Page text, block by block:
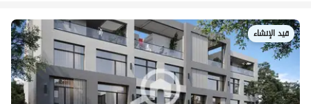
قيد الإنشاء